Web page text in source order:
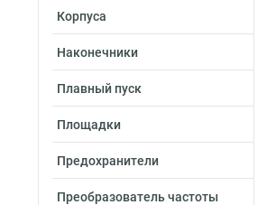
Корпуса
Наконечники
Плавный пуск
Площадки
Предохранители
Преобразователь частоты